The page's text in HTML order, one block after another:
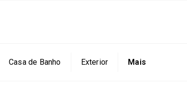
Casa de Banho Exterior Mais